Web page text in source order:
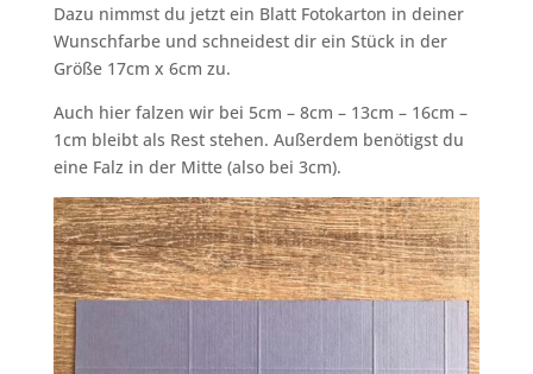
Dazu nimmst du jetzt ein Blatt Fotokarton in deiner
Wunschfarbe und schneidest dir ein Stück in der
Größe 17cm x 6cm zu.
Auch hier falzen wir bei 5cm – 8cm – 13cm – 16cm –
1cm bleibt als Rest stehen. Außerdem benötigst du
eine Falz in der Mitte (also bei 3cm).